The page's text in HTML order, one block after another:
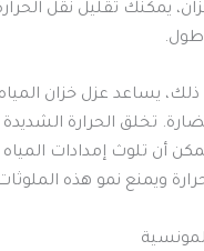
يمكنك تقليل نقل
ذلك، يساعد عزل خزان
تخلق الحرارة الشديدة
يمكن أن تلوث إمدادات
ويمنع نمو هذه